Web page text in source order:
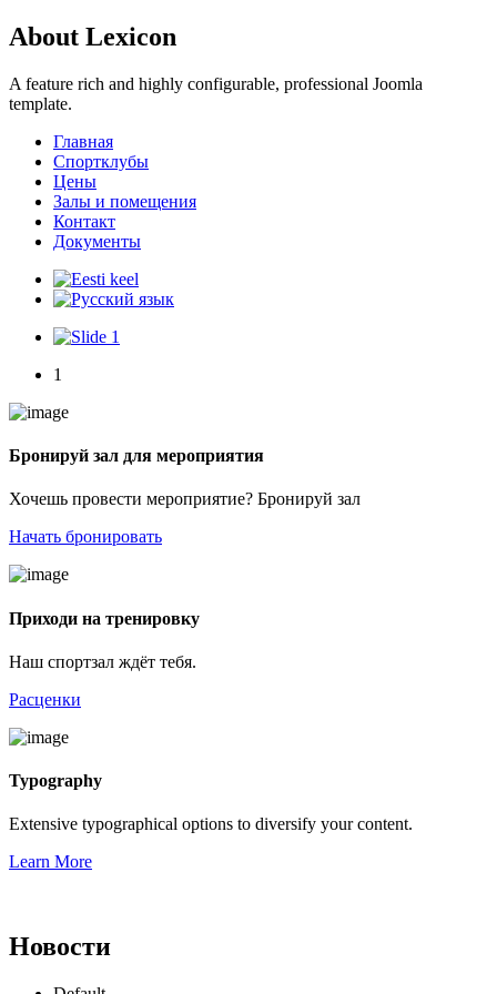
About Lexicon
A feature rich and highly configurable, professional Joomla
template.
Главная
Спортклубы
Цены
Залы и помещения
Контакт
Документы
1
Бронируй зал для мероприятия
Хочешь провести мероприятие? Бронируй зал
Начать бронировать
Приходи на тренировку
Наш спортзал ждёт тебя.
Расценки
Typography
Extensive typographical options to diversify your content.
Learn More
Новости